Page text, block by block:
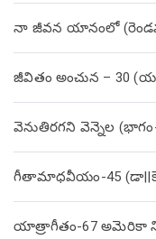
నా జీవన యానంలో
జీవితం అంచున – 30
వెనుతిరగని వెన్నెల
గీతామాధవీయం-45
యాత్రాగీతం-67 అమెరికా